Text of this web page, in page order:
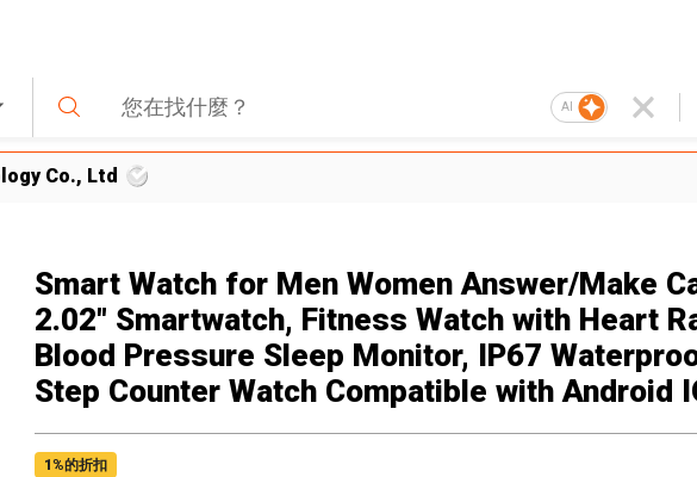
AI
Co., Ltd
Smart Watch for Men Women Answer/Make
2.02" Smartwatch, Fitness Watch with Heart
Blood Pressure Sleep Monitor, IP67
Step Counter Watch Compatible with Android
1 %的折扣